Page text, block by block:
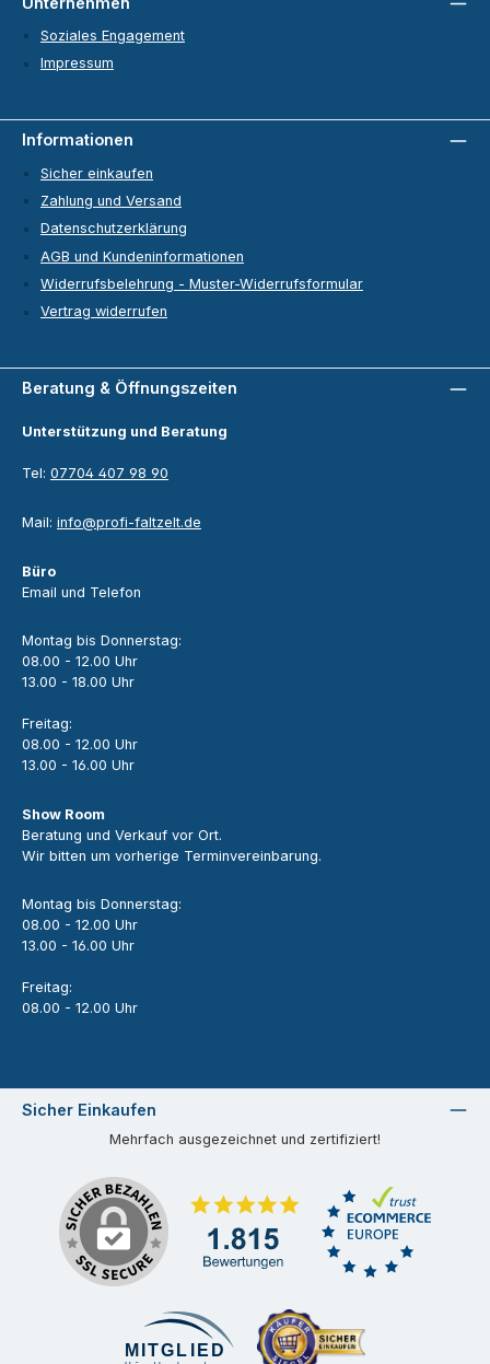
Beratung & Öffnungszeiten
Unterstützung und Beratung
Tel: 07704 407 98 90
Mail: info@profi-faltzelt.de
Büro
Email und Telefon
Montag bis Donnerstag:
08.00 - 12.00 Uhr
13.00 - 18.00 Uhr
Freitag:
08.00 - 12.00 Uhr
13.00 - 16.00 Uhr
Show Room
Beratung und Verkauf vor Ort.
Wir bitten um vorherige Terminvereinbarung.
Montag bis Donnerstag:
08.00 - 12.00 Uhr
13.00 - 16.00 Uhr
Freitag:
08.00 - 12.00 Uhr
Soziales Engagement
Impressum
Informationen
Sicher einkaufen
Zahlung und Versand
Datenschutzerklärung
AGB und Kundeninformationen
Widerrufsbelehrung - Muster-Widerrufsformular
Vertrag widerrufen
Sicher Einkaufen
Mehrfach ausgezeichnet und zertifiziert!